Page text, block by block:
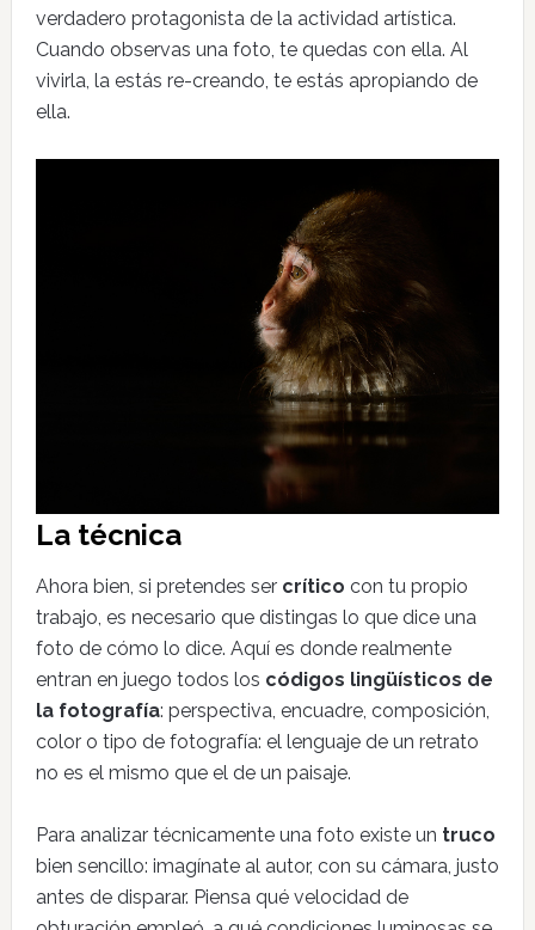
verdadero protagonista de la actividad artística.
Cuando observas una foto, te quedas con ella. Al
vivirla, la estás re-creando, te estás apropiando de
ella.
La técnica
Ahora bien, si pretendes ser crítico con tu propio
trabajo, es necesario que distingas lo que dice una
foto de cómo lo dice. Aquí es donde realmente
entran en juego todos los códigos lingüísticos de
la fotografía: perspectiva, encuadre, composición,
color o tipo de fotografía: el lenguaje de un retrato
no es el mismo que el de un paisaje.
Para analizar técnicamente una foto existe un truco
bien sencillo: imagínate al autor, con su cámara, justo
antes de disparar. Piensa qué velocidad de